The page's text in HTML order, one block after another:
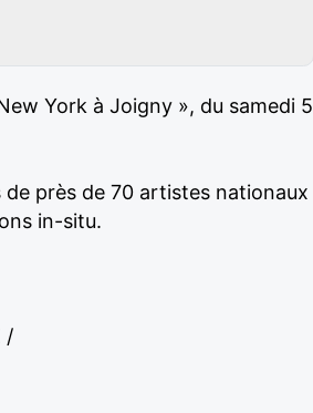
York à Joigny », du samedi 5
de près de 70 artistes nationaux
in-situ.
/